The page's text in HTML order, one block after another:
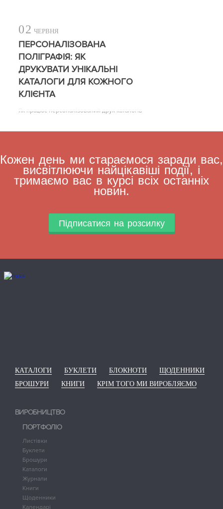
02 ЧЕРВНЯ
ПЕРСОНАЛІЗОВАНА
ПОЛІГРАФІЯ: ЯК
ДРУКУВАТИ УНІКАЛЬНІ
КАТАЛОГИ ДЛЯ КОЖНОГО
КЛІЄНТА
Як працює персоналізований друк каталогів
Кожен день ми стараємося заради вас,
висвітлюючи найцікавіші події, і
тримаємо вас в курсі всіх останніх
новин.
Підписатися на розсилку
КАТАЛОГИ БУКЛЕТИ БЛОКНОТИ
ЩОДЕННИКИ
БРОШУРИ
КНИГИ КРІМ ТОГО МИ ВИРОБЛЯЄМО
ВИРОБНИЦТВО
ПОРТФОЛІО
Листівки
Буклети
Брошури
Каталоги
Журнали
Книги
Щоденники
Календарі